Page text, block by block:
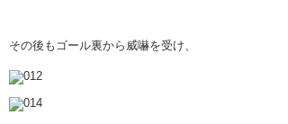
その後もゴール裏から威嚇を受け、